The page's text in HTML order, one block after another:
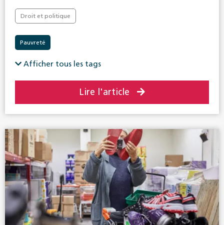
Droit et politique
Pauvreté
Afficher tous les tags
Lire l'article